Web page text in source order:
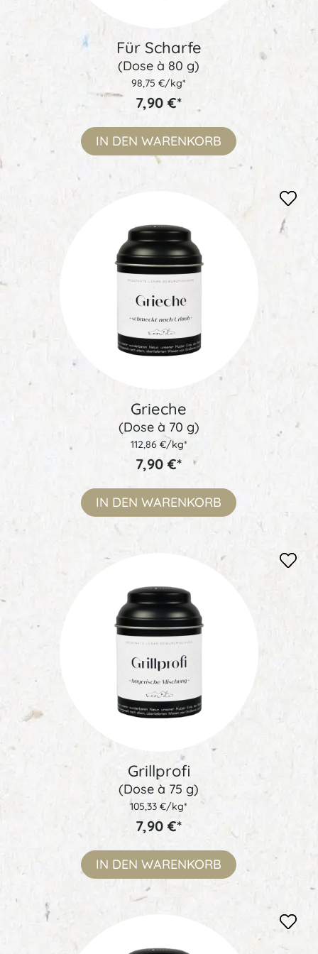
Für Scharfe
(Dose à 80 g)
98,75 €/kg*
7,90 €*
IN DEN WARENKORB
Grieche
(Dose à 70 g)
112,86 €/kg*
7,90 €*
IN DEN WARENKORB
Grillprofi
(Dose à 75 g)
105,33 €/kg*
7,90 €*
IN DEN WARENKORB